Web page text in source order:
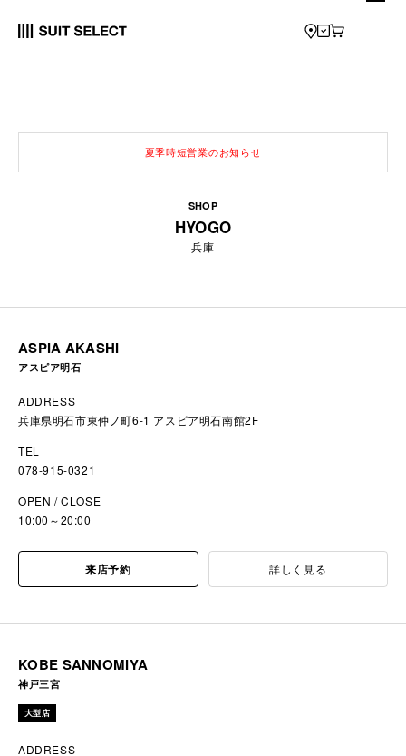
夏季時短営業のお知らせ
SHOP
HYOGO
兵庫
ASPIA AKASHI
アスピア明石
ADDRESS
兵庫県明石市東仲ノ町6-1 アスピア明石南館2F
TEL
078-915-0321
OPEN / CLOSE
10:00～20:00
来店予約 詳しく見る
KOBE SANNOMIYA
神戸三宮
大型店
ADDRESS